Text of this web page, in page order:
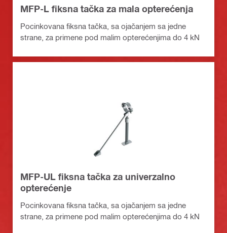
MFP-L fiksna tačka za mala opterećenja
Pocinkovana fiksna tačka, sa ojačanjem sa jedne
strane, za primene pod malim opterećenjima do 4 kN
MFP-UL fiksna tačka za univerzalno
opterećenje
Pocinkovana fiksna tačka, sa ojačanjem sa jedne
strane, za primene pod malim opterećenjima do 4 kN